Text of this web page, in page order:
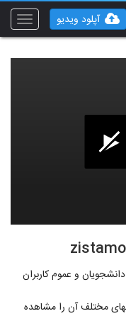
Toggle
آپلود ویدیو
و عموم کاربران
مختلف آن را مشاهده